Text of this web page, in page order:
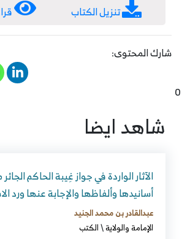
تنزيل الكتاب
شارك المحتوى:
0
شاهد ايضا
الآثار الواردة في جواز غِيبة الحاكم
أسانيدها وألفاظها والإجابة عنها ورد
عبدالقادر بن محمد الجنيد
الإمامة والولاية\الكتب